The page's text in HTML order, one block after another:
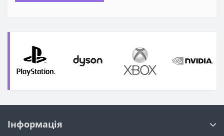
Інформація